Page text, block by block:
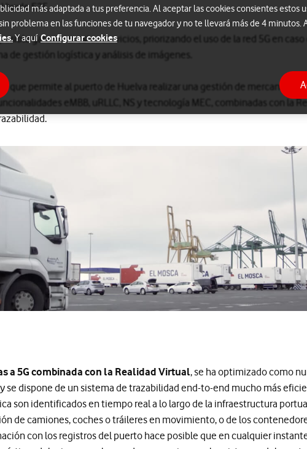
bucle E2E.
garantizar estos servicios, priorizando el uso de la red 5G en
de gestión logística y análisis de imágenes.
que permite al puerto de Huelva realizar una gestión de mercancías
eMBB, uRLLC, NS y tecnología MEC, combinadas con la
a 5G combinada con la Realidad Virtual, se ha optimizado como
se dispone de un sistema de trazabilidad end-to-end mucho más
son identificados en tiempo real a lo largo de la infraestructura
de camiones, coches o tráileres en movimiento, o de los
con los registros del puerto hace posible que en cualquier
más adaptada a tus preferencia. Al aceptar las cookies consientes estos
problema en las funciones de tu navegador y no te llevará más de 4 minutos.
Y aquí Configurar cookies